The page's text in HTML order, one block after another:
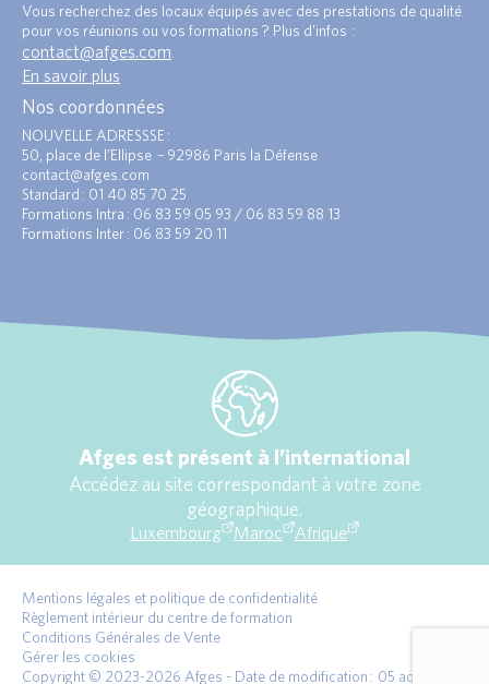
Vous recherchez des locaux équipés avec des prestations de qualité
pour vos réunions ou vos formations ? Plus d’infos :
contact@afges.com
En savoir plus
Nos coordonnées
NOUVELLE ADRESSSE :
50, place de l’Ellipse – 92986 Paris la Défense
contact@afges.com
Standard : 01 40 85 70 25
Formations Intra : 06 83 59 05 93 / 06 83 59 88 13
Formations Inter : 06 83 59 20 11
Afges est présent à l’international
Accédez au site correspondant à votre zone
géographique.
Luxembourg Maroc Afrique
Mentions légales et politique de confidentialité
Règlement intérieur du centre de formation
Conditions Générales de Vente
Gérer les cookies
Copyright © 2023-2026 Afges - Date de modification : 05 août 2026